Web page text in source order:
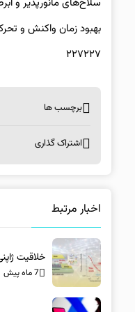
سلاح‌های مانورپذیر و
بهبود زمان واکنش و
۲۲۷۲۲۷
برچسب ها
اشتراک گذاری
اخبار مرتبط
خلاقیت
7 ماه پیش